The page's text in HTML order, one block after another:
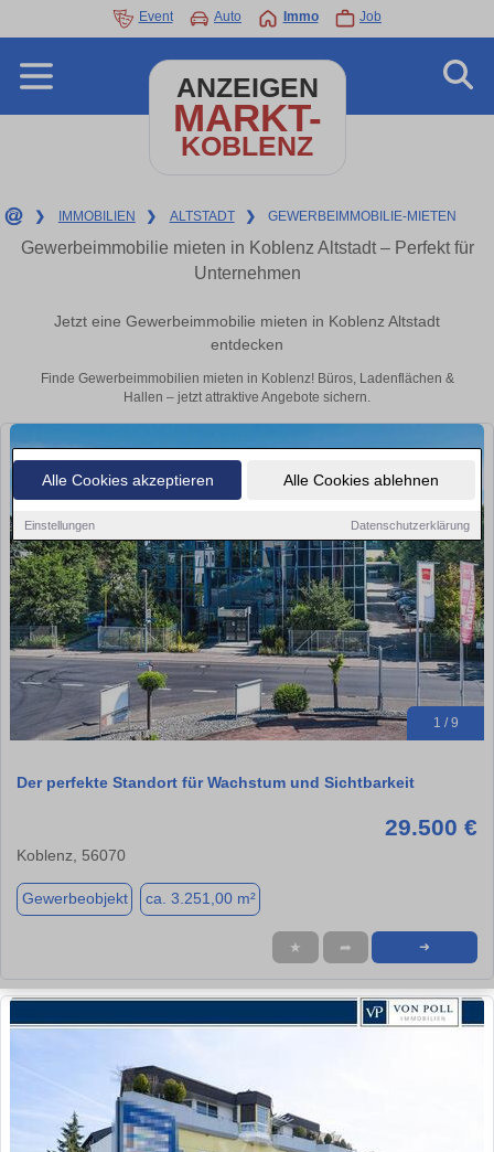
Alle Cookies akzeptieren Alle Cookies ablehnen
Einstellungen Datenschutzerklärung
Event Auto Immo Job
ANZEIGEN
MARKT-
KOBLENZ
❯ IMMOBILIEN ❯ ALTSTADT ❯ GEWERBEIMMOBILIE-MIETEN
Gewerbeimmobilie mieten in Koblenz Altstadt – Perfekt für
Unternehmen
Jetzt eine Gewerbeimmobilie mieten in Koblenz Altstadt
entdecken
Finde Gewerbeimmobilien mieten in Koblenz! Büros, Ladenflächen &
Hallen – jetzt attraktive Angebote sichern.
1 / 9
Der perfekte Standort für Wachstum und Sichtbarkeit
29.500 €
Koblenz, 56070
Gewerbeobjekt ca. 3.251,00 m²
★ ➦ ➜